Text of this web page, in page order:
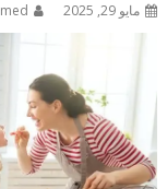
مايو 29, 2025